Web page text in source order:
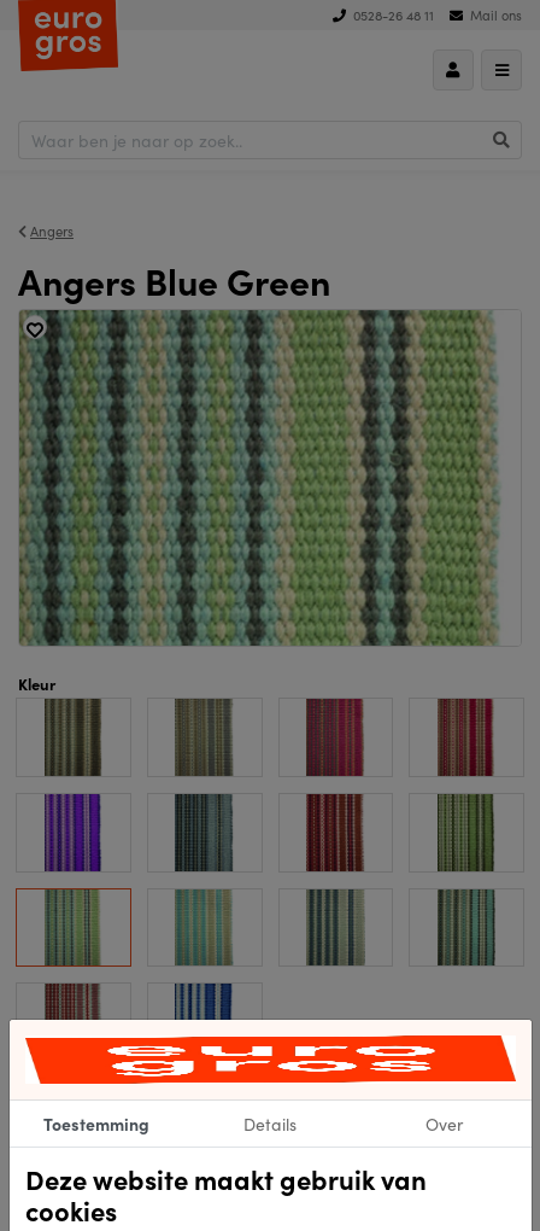
0528-26 48 11 Mail ons
Angers
Angers Blue Green
Kleur
Levertijd op aanvraag
Specificaties
Artikelnummer
Toestemming Details Over
Deze website maakt gebruik van
cookies